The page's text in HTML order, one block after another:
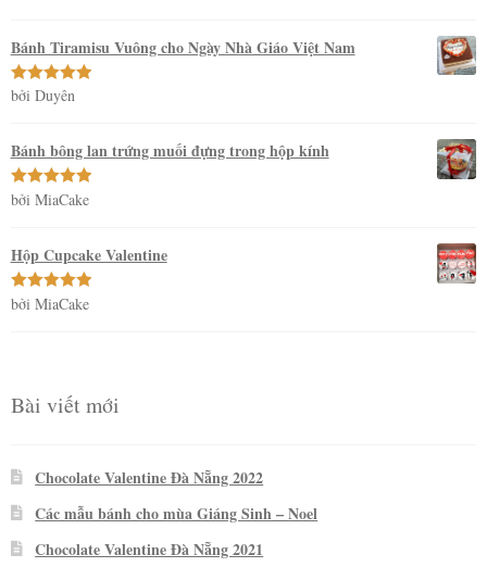
Bánh Tiramisu Vuông cho Ngày Nhà Giáo Việt Nam
Được xếp
bởi Duyên
Bánh bông lan trứng muối đựng trong hộp kính
Được xếp
bởi MiaCake
Hộp Cupcake Valentine
Được xếp
bởi MiaCake
Bài viết mới
Chocolate Valentine Đà Nẵng 2022
Các mẫu bánh cho mùa Giáng Sinh – Noel
Chocolate Valentine Đà Nẵng 2021